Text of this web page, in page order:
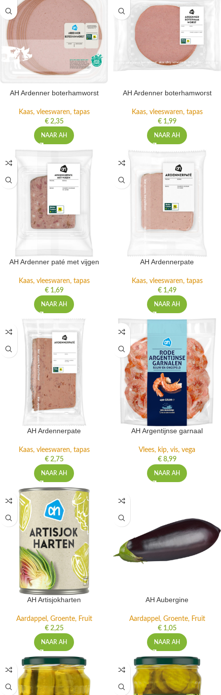
AH Ardenner boterhamworst
Kaas, vleeswaren, tapas
€2,35
NAAR AH
AH Ardenner boterhamworst
Kaas, vleeswaren, tapas
€1,99
NAAR AH
AH Ardenner paté met vijgen
Kaas, vleeswaren, tapas
€1,69
NAAR AH
AH Ardennerpate
Kaas, vleeswaren, tapas
€1,49
NAAR AH
AH Ardennerpate
Kaas, vleeswaren, tapas
€2,75
NAAR AH
AH Argentijnse garnaal
Vlees, kip, vis, vega
€8,99
NAAR AH
AH Artisjokharten
Aardappel, Groente, Fruit
€2,25
NAAR AH
AH Aubergine
Aardappel, Groente, Fruit
€1,05
NAAR AH